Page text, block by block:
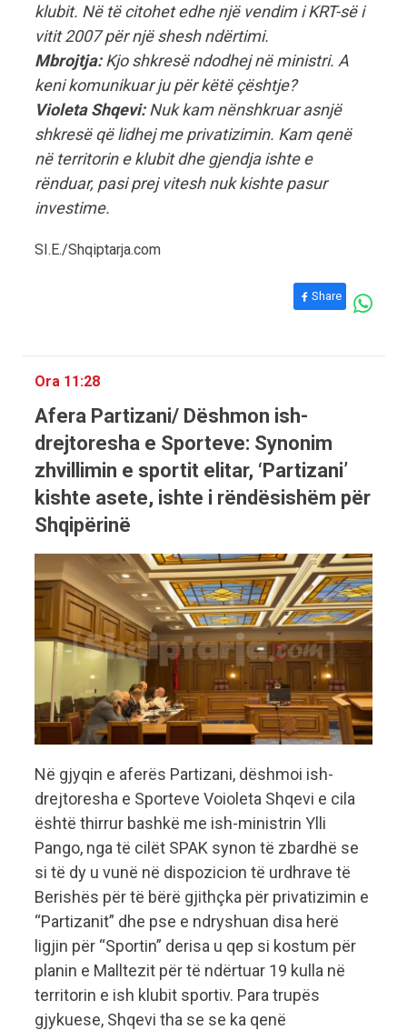
klubit. Në të citohet edhe një vendim i KRT-së i
vitit 2007 për një shesh ndërtimi.
Mbrojtja:Kjo shkresë ndodhej në ministri. A
keni komunikuar ju për këtë çështje?
Violeta Shqevi:Nuk kam nënshkruar asnjë
shkresë që lidhej me privatizimin. Kam qenë
në territorin e klubit dhe gjendja ishte e
rënduar, pasi prej vitesh nuk kishte pasur
investime.
SI.E./Shqiptarja.com
Share
Ora 11:28
Afera Partizani/ Dëshmon ish-
drejtoresha e Sporteve: Synonim
zhvillimin e sportit elitar, ‘Partizani’
kishte asete, ishte i rëndësishëm për
Shqipërinë
Në gjyqin e aferës Partizani, dëshmoi ish-
drejtoresha e Sporteve Voioleta Shqevi e cila
është thirrur bashkë me ish-ministrin Ylli
Pango, nga të cilët SPAK synon të zbardhë se
si të dy u vunë në dispozicion të urdhrave të
Berishës për të bërë gjithçka për privatizimin e
“Partizanit” dhe pse e ndryshuan disa herë
ligjin për “Sportin” derisa u qep si kostum për
planin e Malltezit për të ndërtuar 19 kulla në
territorin e ish klubit sportiv. Para trupës
gjykuese, Shqevi tha se se ka qenë